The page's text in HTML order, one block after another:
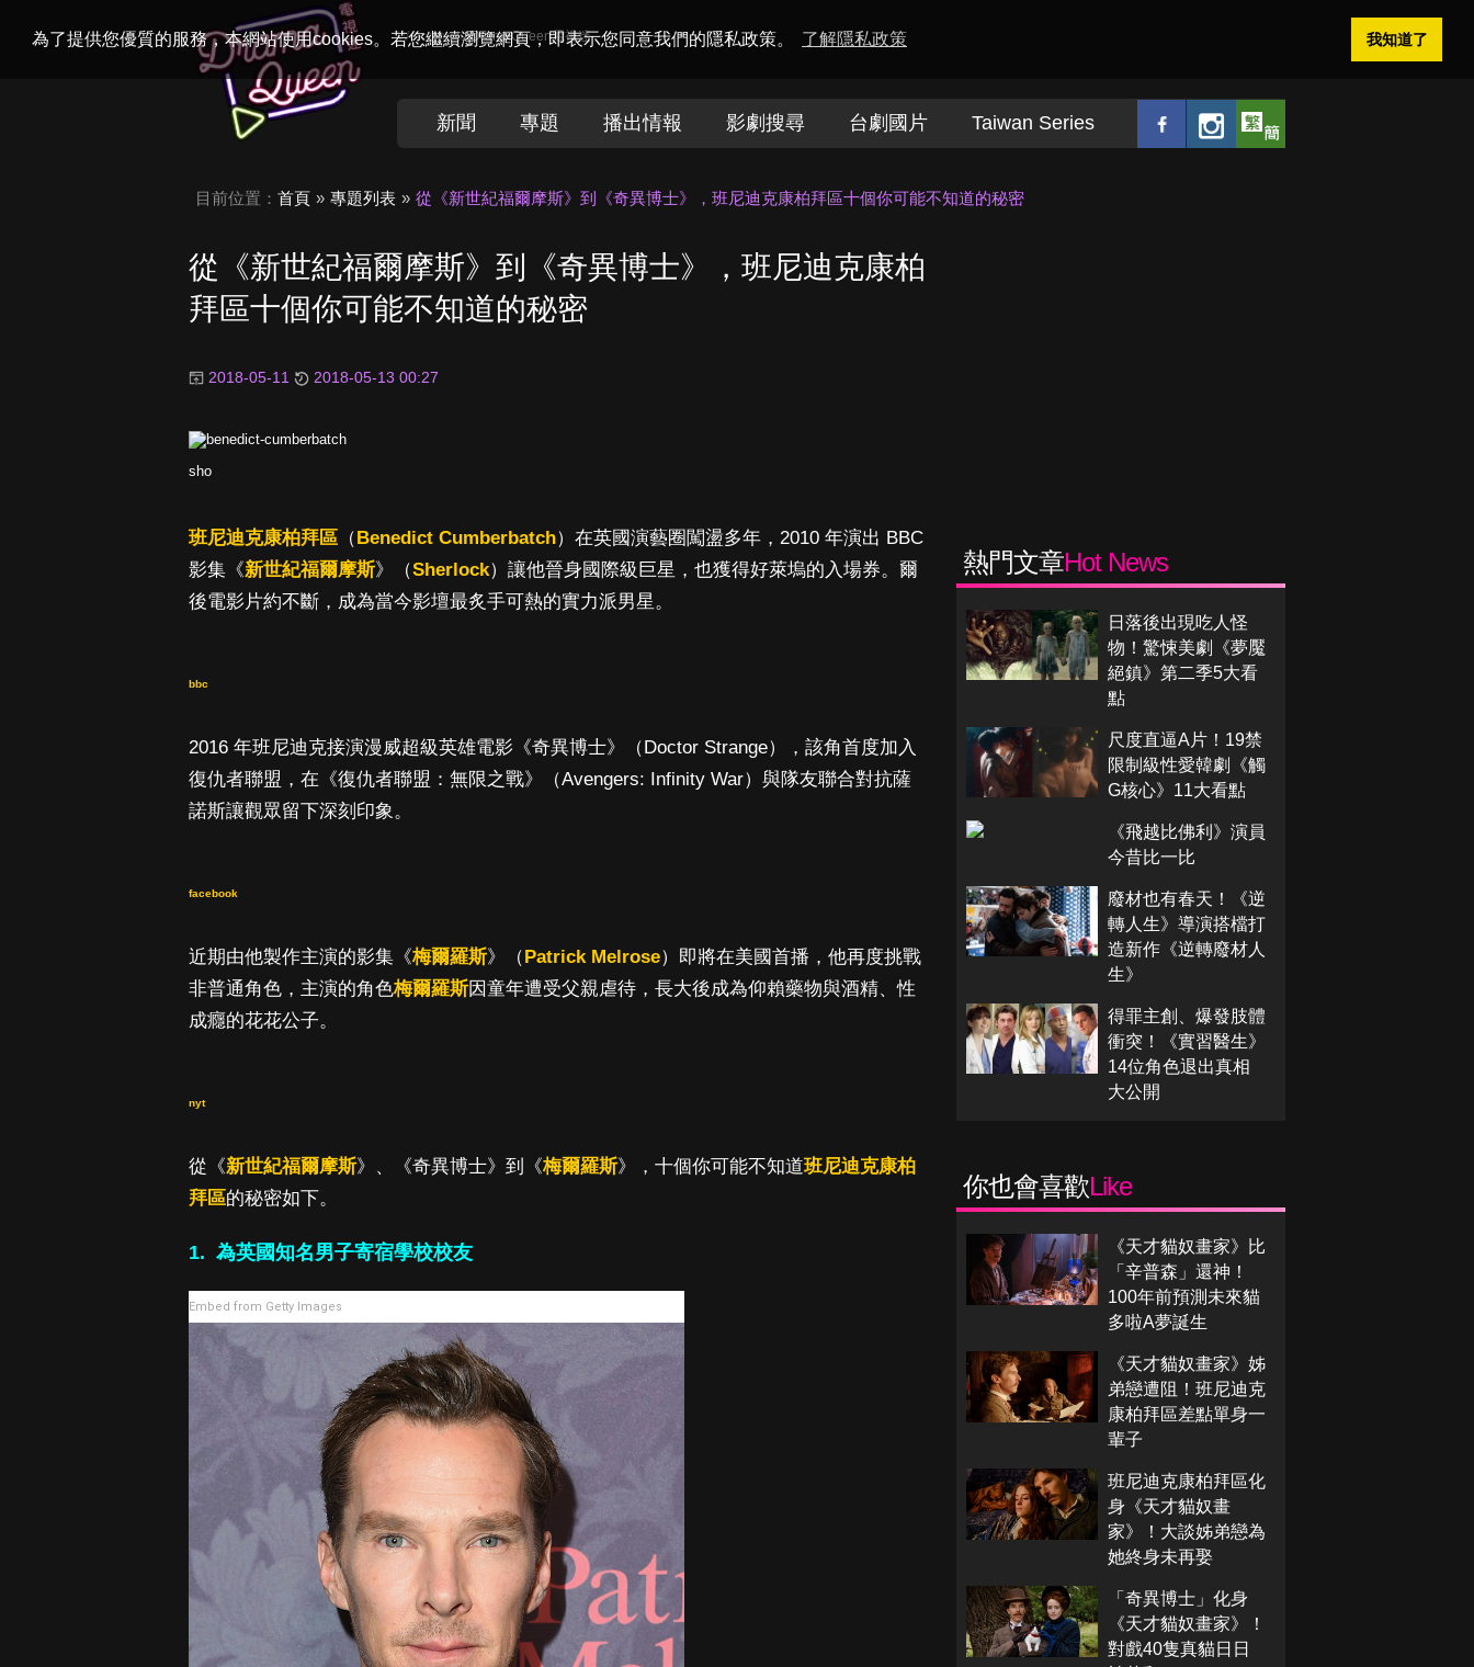
為了提供您優質的服務，本網站使用cookies。若您繼續瀏覽網頁，即表示您同意我們的隱私政策。 了解隱私政策 我知道了
Welcome toDramaQueen電視迷
新聞 專題 播出情報 影劇搜尋 台劇國片 Taiwan Series
目前位置： 首頁 專題列表 從《新世紀福爾摩斯》到《奇異博士》，班尼迪克康柏拜區十個你可能不知道的秘密
從《新世紀福爾摩斯》到《奇異博士》，班尼迪克康柏
拜區十個你可能不知道的秘密
2018-05-11 2018-05-13 00:27
sho
班尼迪克康柏拜區 （Benedict Cumberbatch）在英國演藝圈闖盪多年，2010 年演出 BBC
影集《新世紀福爾摩斯》（Sherlock）讓他晉身國際級巨星，也獲得好萊塢的入場券。爾
後電影片約不斷，成為當今影壇最炙手可熱的實力派男星。
bbc
2016 年班尼迪克接演漫威超級英雄電影《奇異博士》（Doctor Strange），該角首度加入
復仇者聯盟，在《復仇者聯盟：無限之戰》（Avengers: Infinity War）與隊友聯合對抗薩
諾斯讓觀眾留下深刻印象。
facebook
近期由他製作主演的影集《梅爾羅斯》（Patrick Melrose）即將在美國首播，他再度挑戰
非普通角色，主演的角色梅爾羅斯因童年遭受父親虐待，長大後成為仰賴藥物與酒精、性
成癮的花花公子。
nyt
從《新世紀福爾摩斯》、《奇異博士》到《梅爾羅斯》，十個你可能不知道班尼迪克康柏
拜區的秘密如下。
1. 為英國知名男子寄宿學校校友
Embed from Getty Images
熱門文章Hot News
日落後出現吃人怪
物！驚悚美劇《夢魘
絕鎮》第二季5大看
點
尺度直逼A片！19禁
限制級性愛韓劇《觸
G核心》11大看點
《飛越比佛利》演員
今昔比一比
廢材也有春天！《逆
轉人生》導演搭檔打
造新作《逆轉廢材人
生》
得罪主創、爆發肢體
衝突！《實習醫生》
14位角色退出真相
大公開
你也會喜歡Like
《天才貓奴畫家》比
「辛普森」還神！
100年前預測未來貓
多啦A夢誕生
《天才貓奴畫家》姊
弟戀遭阻！班尼迪克
康柏拜區差點單身一
輩子
班尼迪克康柏拜區化
身《天才貓奴畫
家》！大談姊弟戀為
她終身未再娶
「奇異博士」化身
《天才貓奴畫家》！
對戲40隻真貓日日